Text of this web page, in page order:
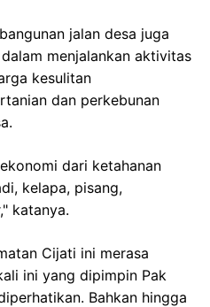
jalan desa juga
menjalankan aktivitas
kesulitan
dan perkebunan
dari ketahanan
kelapa, pisang,
katanya.
Cijati ini merasa
ini yang dipimpin Pak
Bahkan hingga